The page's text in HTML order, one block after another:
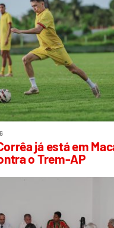
já está em
o Trem-AP